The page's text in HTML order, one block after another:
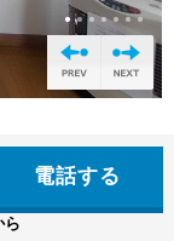
電話する
ら